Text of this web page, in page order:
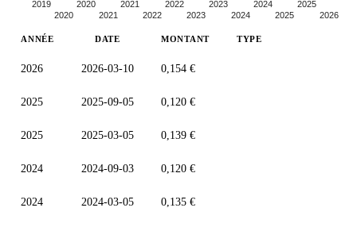
2019
2020
2020
2021
2021
2022
2022
2023
2023
2024
2024
2025
2025
2026
ANNÉE DATE MONTANT TYPE
2026 2026-03-10 0,154 €
2025 2025-09-05 0,120 €
2025 2025-03-05 0,139 €
2024 2024-09-03 0,120 €
2024 2024-03-05 0,135 €